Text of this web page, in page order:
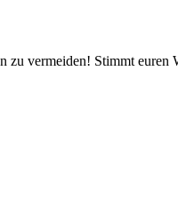
vermeiden! Stimmt